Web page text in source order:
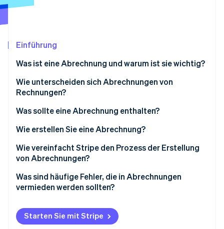
Climate
CO₂-Entnahme
Stripe-Sessions 2026
Jetzt ansehen
Einführung
Was ist eine Abrechnung und warum ist sie wichtig?
Wie unterscheiden sich Abrechnungen von
Rechnungen?
Was sollte eine Abrechnung enthalten?
Wie erstellen Sie eine Abrechnung?
Wie vereinfacht Stripe den Prozess der Erstellung
von Abrechnungen?
Was sind häufige Fehler, die in Abrechnungen
vermieden werden sollten?
Starten Sie mit Stripe